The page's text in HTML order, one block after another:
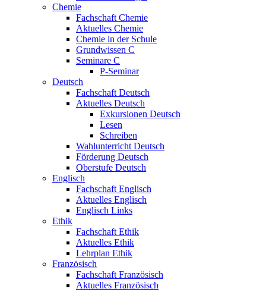
Chemie
Fachschaft Chemie
Aktuelles Chemie
Chemie in der Schule
Grundwissen C
Seminare C
P-Seminar
Deutsch
Fachschaft Deutsch
Aktuelles Deutsch
Exkursionen Deutsch
Lesen
Schreiben
Wahlunterricht Deutsch
Förderung Deutsch
Oberstufe Deutsch
Englisch
Fachschaft Englisch
Aktuelles Englisch
Englisch Links
Ethik
Fachschaft Ethik
Aktuelles Ethik
Lehrplan Ethik
Französisch
Fachschaft Französisch
Aktuelles Französisch